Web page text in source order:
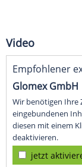
Video
Empfohlener
Glomex GmbH
Wir benötigen Ihre
eingebundenen
diesen mit einem
deaktivieren.
jetzt